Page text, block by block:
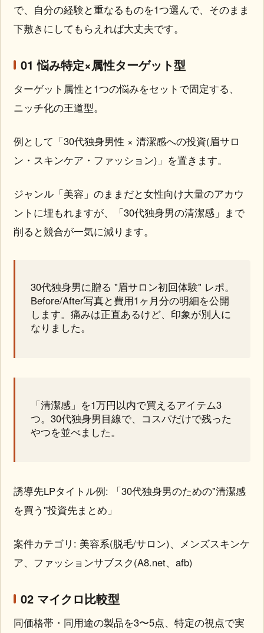
で、自分の経験と重なるものを1つ選んで、そのまま
下敷きにしてもらえれば大丈夫です。
01 悩み特定×属性ターゲット型
ターゲット属性と1つの悩みをセットで固定する、
ニッチ化の王道型。
例として「30代独身男性 × 清潔感への投資(眉サロ
ン・スキンケア・ファッション)」を置きます。
ジャンル「美容」のままだと女性向け大量のアカウ
ントに埋もれますが、「30代独身男の清潔感」まで
削ると競合が一気に減ります。
30代独身男に贈る "眉サロン初回体験" レポ。
Before/After写真と費用1ヶ月分の明細を公開
します。痛みは正直あるけど、印象が別人に
なりました。
「清潔感」を1万円以内で買えるアイテム3
つ。30代独身男目線で、コスパだけで残った
やつを並べました。
誘導先LPタイトル例: 「30代独身男のための"清潔感
を買う"投資先まとめ」
案件カテゴリ: 美容系(脱毛/サロン)、メンズスキンケ
ア、ファッションサブスク(A8.net、afb)
02 マイクロ比較型
同価格帯・同用途の製品を3〜5点、特定の視点で実